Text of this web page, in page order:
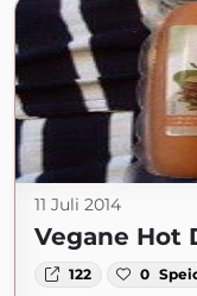
11 Juli 2014
Vegane Hot
122 0